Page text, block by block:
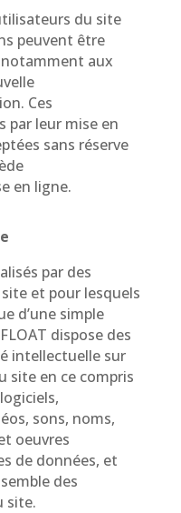
du site
peuvent être
aux
Ces
par leur mise en
sans réserve
en ligne.
par des
et pour lesquels
d’une simple
dispose des
intellectuelle sur
site en ce compris
sons, noms,
oeuvres
de données, et
des
site.